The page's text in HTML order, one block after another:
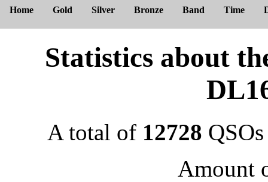
Home Gold Silver Bronze Band Time
Statistics about
A total of 12728
Amount